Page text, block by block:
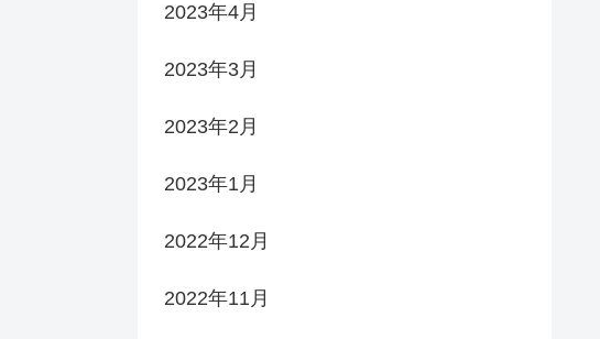
2023年4月
2023年3月
2023年2月
2023年1月
2022年12月
2022年11月